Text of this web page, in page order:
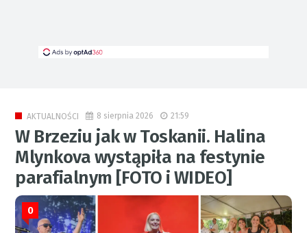
AKTUALNOŚCI 8 sierpnia 2026 21:59
W Brzeziu jak w Toskanii. Halina
Mlynkova wystąpiła na festynie
parafialnym [FOTO i WIDEO]
0